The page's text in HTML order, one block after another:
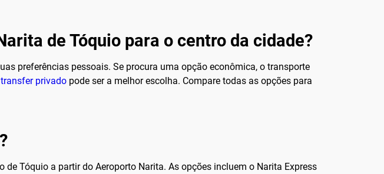
de Tóquio para o centro da cidade?
preferências pessoais. Se procura uma opção econômica, o transporte
transfer privado pode ser a melhor escolha. Compare todas as opções para
Tóquio a partir do Aeroporto Narita. As opções incluem o Narita Express